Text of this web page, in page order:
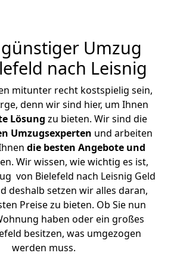
Umzug
nach Leisnig
mitunter recht kostspielig sein,
denn wir sind hier, um Ihnen
Lösung zu bieten. Wir sind die
Umzugsexperten und arbeiten
die besten Angebote und
Wir wissen, wie wichtig es ist,
von Bielefeld nach Leisnig Geld
deshalb setzen wir alles daran,
Preise zu bieten. Ob Sie nun
haben oder ein großes
besitzen, was umgezogen
werden muss.